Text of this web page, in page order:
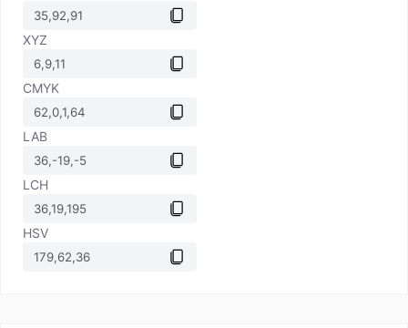
XYZ
CMYK
LAB
LCH
HSV